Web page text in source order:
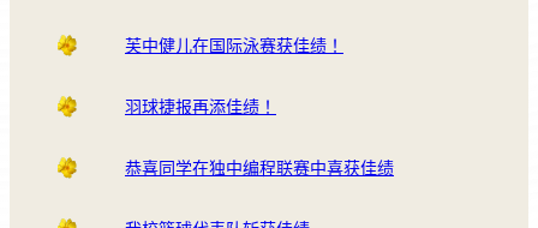
芙中健儿在国际泳赛获佳绩！
羽球捷报再添佳绩！
恭喜同学在独中编程联赛中喜获佳绩